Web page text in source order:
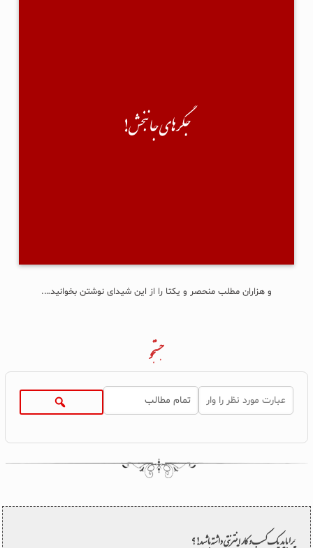
جگرهای جانبخش!
آیا امکان دارد کمک کنید تا به مخاطب برسد؟"
من هم گفته کرده:"چشمم روشن! دیگه چی؟ چشم!" 🙂
حقیقتش نه سرویس خان(!) را می‌شناسم، نه حتی یکبار لایک و کامنتی با هم
و هزاران مطلب منحصر و یکتا را از این شیدای نوشتن بخوانید….
جستجو
چرا باید یک کسب و کار اینترنتی داشته باشید!؟